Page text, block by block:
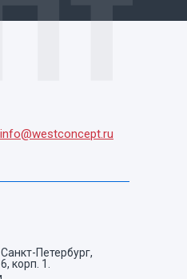
Петербург,
корп. 1.
info@westconcept.ru